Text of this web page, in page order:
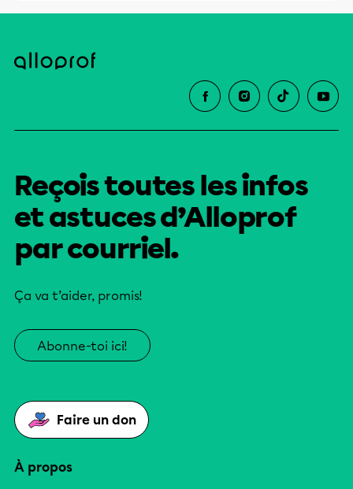
Reçois toutes les infos
et astuces d’Alloprof
par courriel.
Ça va t’aider, promis!
Abonne-toi ici!
Faire un don
À propos